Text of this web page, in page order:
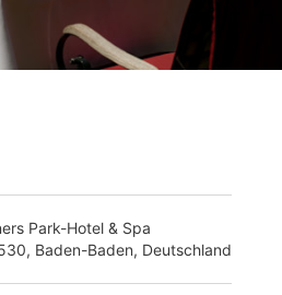
Park-Hotel & Spa
Baden-Baden, Deutschland